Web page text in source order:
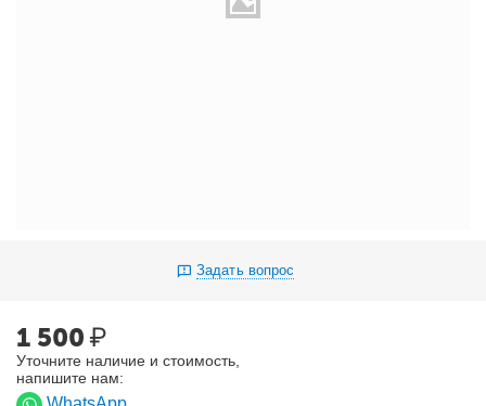
Задать вопрос
1 500₽
Уточните наличие и стоимость,
напишите нам: